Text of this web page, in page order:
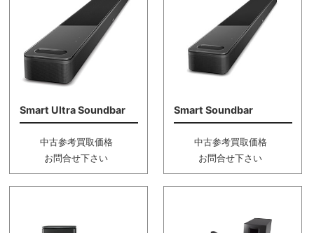
Smart Ultra Soundbar
中古参考買取価格
お問合せ下さい
Smart Soundbar
中古参考買取価格
お問合せ下さい